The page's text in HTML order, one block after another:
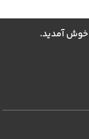
خوش آمدید.